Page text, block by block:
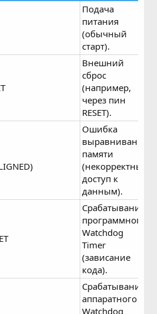
Подача
питания
(обычный
старт).
Внешний
сброс
(например,
через пин
RESET).
Ошибка
выравнивания
памяти
(некорректный
доступ к
данным).
Срабатывание
программного
Watchdog
Timer
(зависание
кода).
Срабатывание
аппаратного
Watchdog